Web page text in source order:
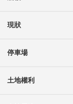
現狀
停車場
土地權利